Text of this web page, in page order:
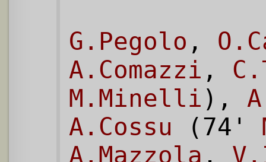
G.Pegolo ,
A.Comazzi ,
M.Minelli ),
A.Cossu (74'
A.Mazzola ,